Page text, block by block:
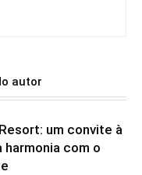
autor
um convite à
com o